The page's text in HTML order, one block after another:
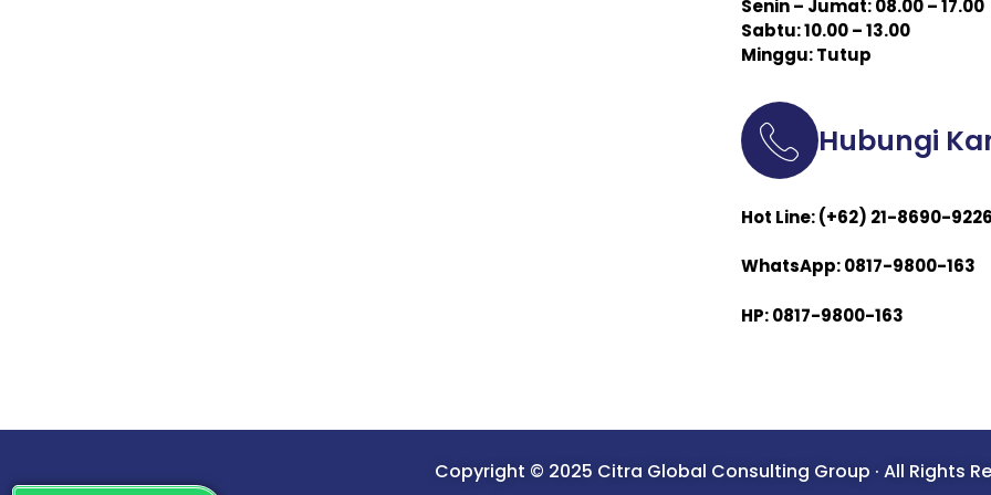
Senin – Jumat: 08.00 – 17.00
Sabtu: 10.00 – 13.00
Minggu: Tutup
Hubungi
Hot Line: (+62) 21-8690-9226
WhatsApp: 0817-9800-163
HP: 0817-9800-163
Copyright © 2025 Citra Global Consulting Group · All Rights